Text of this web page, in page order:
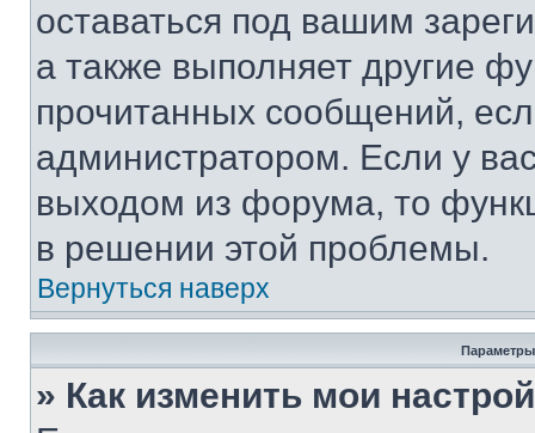
оставаться под вашим
а также выполняет другие
прочитанных сообщений,
администратором. Если у
выходом из форума, то
в решении этой проблемы.
Вернуться наверх
Параметры
» Как изменить мои